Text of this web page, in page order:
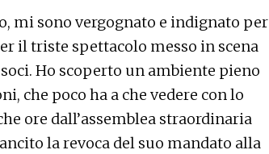
mi sono vergognato e indignato per
il triste spettacolo messo in scena
Ho scoperto un ambiente pieno
che poco ha a che vedere con lo
ore dall’assemblea straordinaria
la revoca del suo mandato alla